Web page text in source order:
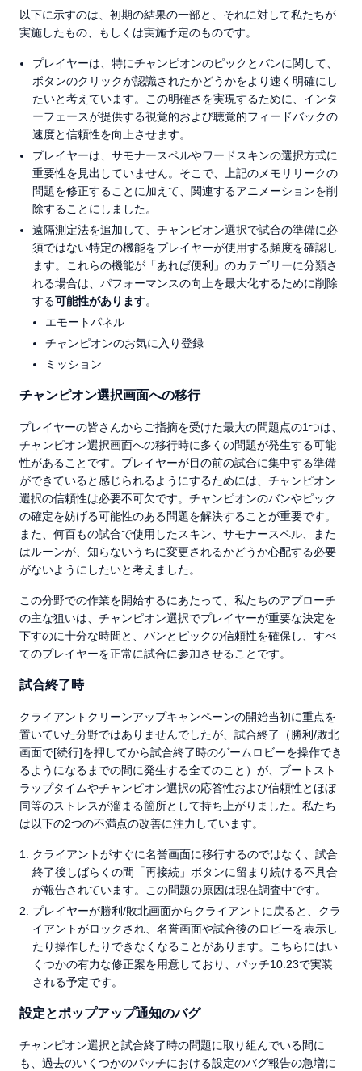
以下に示すのは、初期の結果の一部と、それに対して私たちが
実施したもの、もしくは実施予定のものです。
プレイヤーは、特にチャンピオンのピックとバンに関して、
ボタンのクリックが認識されたかどうかをより速く明確にし
たいと考えています。この明確さを実現するために、インタ
ーフェースが提供する視覚的および聴覚的フィードバックの
速度と信頼性を向上させます。
プレイヤーは、サモナースペルやワードスキンの選択方式に
重要性を見出していません。そこで、上記のメモリリークの
問題を修正することに加えて、関連するアニメーションを削
除することにしました。
遠隔測定法を追加して、チャンピオン選択で試合の準備に必
須ではない特定の機能をプレイヤーが使用する頻度を確認し
ます。これらの機能が「あれば便利」のカテゴリーに分類さ
れる場合は、パフォーマンスの向上を最大化するために削除
する可能性があります。
エモートパネル
チャンピオンのお気に入り登録
ミッション
チャンピオン選択画面への移行
プレイヤーの皆さんからご指摘を受けた最大の問題点の1つは、
チャンピオン選択画面への移行時に多くの問題が発生する可能
性があることです。プレイヤーが目の前の試合に集中する準備
ができていると感じられるようにするためには、チャンピオン
選択の信頼性は必要不可欠です。チャンピオンのバンやピック
の確定を妨げる可能性のある問題を解決することが重要です。
また、何百もの試合で使用したスキン、サモナースペル、また
はルーンが、知らないうちに変更されるかどうか心配する必要
がないようにしたいと考えました。
この分野での作業を開始するにあたって、私たちのアプローチ
の主な狙いは、チャンピオン選択でプレイヤーが重要な決定を
下すのに十分な時間と、バンとピックの信頼性を確保し、すべ
てのプレイヤーを正常に試合に参加させることです。
試合終了時
クライアントクリーンアップキャンペーンの開始当初に重点を
置いていた分野ではありませんでしたが、試合終了（勝利/敗北
画面で[続行]を押してから試合終了時のゲームロビーを操作でき
るようになるまでの間に発生する全てのこと）が、ブートスト
ラップタイムやチャンピオン選択の応答性および信頼性とほぼ
同等のストレスが溜まる箇所として持ち上がりました。私たち
は以下の2つの不満点の改善に注力しています。
クライアントがすぐに名誉画面に移行するのではなく、試合
終了後しばらくの間「再接続」ボタンに留まり続ける不具合
が報告されています。この問題の原因は現在調査中です。
プレイヤーが勝利/敗北画面からクライアントに戻ると、クラ
イアントがロックされ、名誉画面や試合後のロビーを表示し
たり操作したりできなくなることがあります。こちらにはい
くつかの有力な修正案を用意しており、パッチ10.23で実装
される予定です。
設定とポップアップ通知のバグ
チャンピオン選択と試合終了時の問題に取り組んでいる間に
も、過去のいくつかのパッチにおける設定のバグ報告の急増に